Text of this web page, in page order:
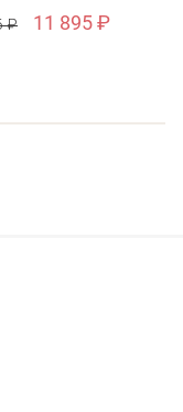
₽
11 895 ₽